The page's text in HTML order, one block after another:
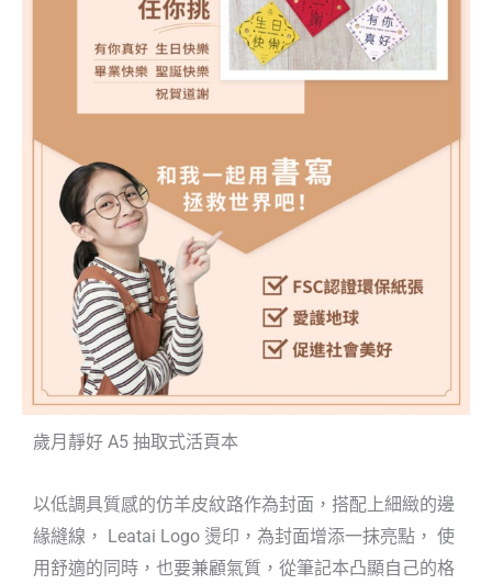
歲月靜好 A5 抽取式活頁本
以低調具質感的仿羊皮紋路作為封面，搭配上細緻的邊
緣縫線， Leatai Logo 燙印，為封面增添一抹亮點， 使
用舒適的同時，也要兼顧氣質，從筆記本凸顯自己的格